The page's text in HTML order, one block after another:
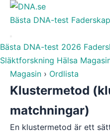
Bästa DNA-test
Bästa DNA-test 2026
Släktforskning Hälsa
Magasin › Ordlista
Klustermetod
matchningar)
En klustermetod är ett